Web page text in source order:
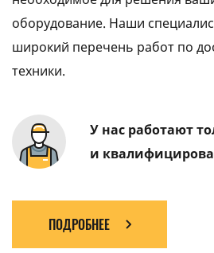
оборудование. Наши
широкий перечень работ по
техники.
У нас работают
и
ПОДРОБНЕЕ